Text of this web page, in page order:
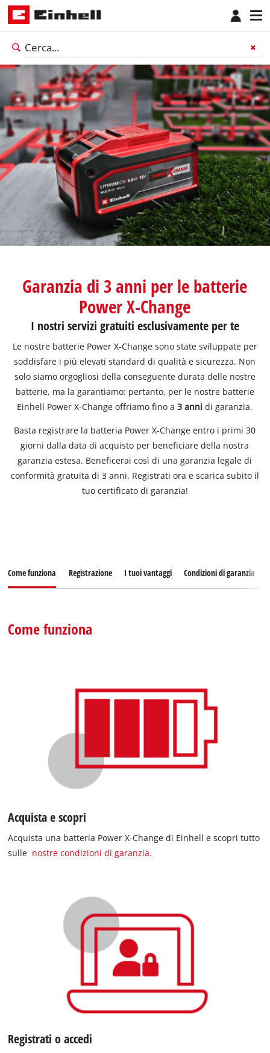
Garanzia di 3 anni per le batterie
Power X-Change
I nostri servizi gratuiti esclusivamente per te
Le nostre batterie Power X-Change sono state sviluppate per
soddisfare i più elevati standard di qualità e sicurezza. Non
solo siamo orgogliosi della conseguente durata delle nostre
batterie, ma la garantiamo: pertanto, per le nostre batterie
Einhell Power X-Change offriamo fino a3 anni di garanzia.
Basta registrare la batteria Power X-Change entro i primi 30
giorni dalla data di acquisto per beneficiare della nostra
garanzia estesa. Beneficerai così di una garanzia legale di
conformità gratuita di 3 anni. Registrati ora e scarica subito il
tuo certificato di garanzia!
Come funziona Registrazione I tuoi vantaggi Condizioni di garanzia
Come funziona
Acquista e scopri
Acquista una batteria Power X-Change di Einhell e scopri tutto
sulle nostre condizioni di garanzia.
Registrati o accedi